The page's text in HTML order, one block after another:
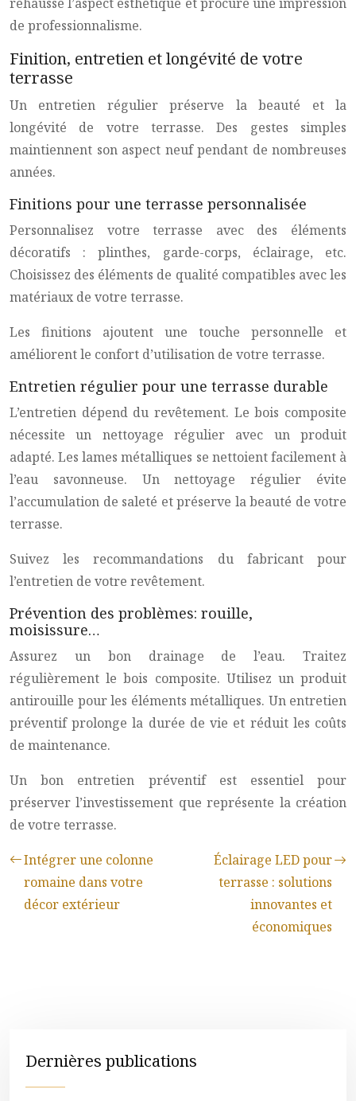
de professionnalisme.
Finition, entretien et longévité de votre
terrasse
Un entretien régulier préserve la beauté et la
longévité de votre terrasse. Des gestes simples
maintiennent son aspect neuf pendant de nombreuses
années.
Finitions pour une terrasse personnalisée
Personnalisez votre terrasse avec des éléments
décoratifs : plinthes, garde-corps, éclairage, etc.
Choisissez des éléments de qualité compatibles avec les
matériaux de votre terrasse.
Les finitions ajoutent une touche personnelle et
améliorent le confort d’utilisation de votre terrasse.
Entretien régulier pour une terrasse durable
L’entretien dépend du revêtement. Le bois composite
nécessite un nettoyage régulier avec un produit
adapté. Les lames métalliques se nettoient facilement à
l’eau savonneuse. Un nettoyage régulier évite
l’accumulation de saleté et préserve la beauté de votre
terrasse.
Suivez les recommandations du fabricant pour
l’entretien de votre revêtement.
Prévention des problèmes: rouille,
moisissure…
Assurez un bon drainage de l’eau. Traitez
régulièrement le bois composite. Utilisez un produit
antirouille pour les éléments métalliques. Un entretien
préventif prolonge la durée de vie et réduit les coûts
de maintenance.
Un bon entretien préventif est essentiel pour
préserver l’investissement que représente la création
de votre terrasse.
Intégrer une colonne
romaine dans votre
décor extérieur
Éclairage LED pour
terrasse : solutions
innovantes et
économiques
Dernières publications